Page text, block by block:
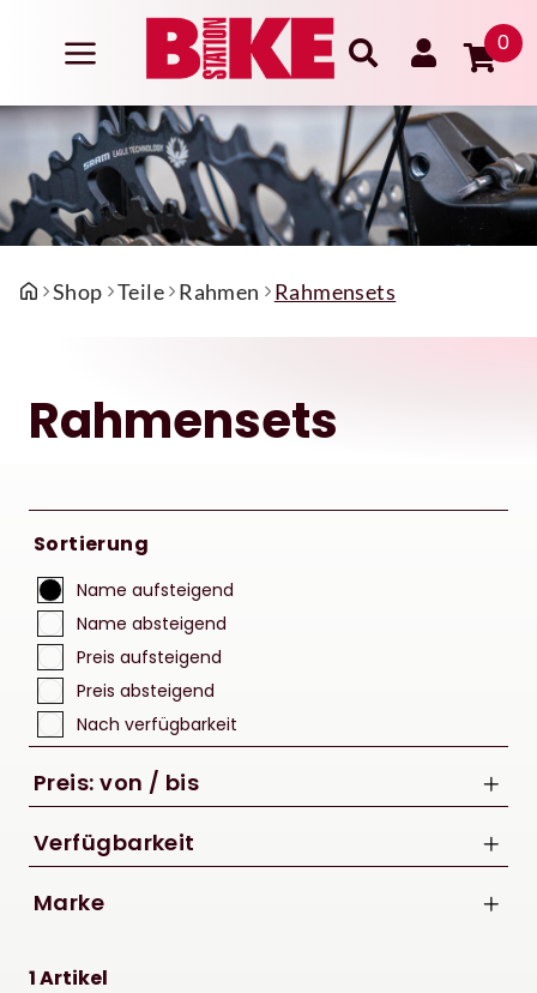
0
Shop Teile Rahmen Rahmensets
Rahmensets
Sortierung
Name aufsteigend
Name absteigend
Preis aufsteigend
Preis absteigend
Nach verfügbarkeit
Preis: von / bis
Verfügbarkeit
Marke
1 Artikel